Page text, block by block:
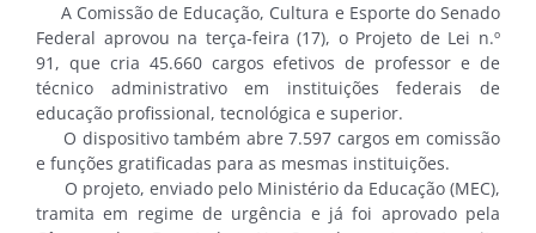
A Comissão de Educação, Cultura e Esporte do Senado
Federal aprovou na terça-feira (17), o Projeto de Lei n.º
91, que cria 45.660 cargos efetivos de professor e de
técnico administrativo em instituições federais de
educação profissional, tecnológica e superior.
O dispositivo também abre 7.597 cargos em comissão
e funções gratificadas para as mesmas instituições.
O projeto, enviado pelo Ministério da Educação (MEC),
tramita em regime de urgência e já foi aprovado pela